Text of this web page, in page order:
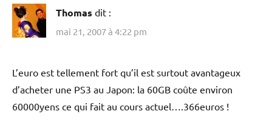
Thomas dit :
mai 21, 2007 à 4:22 pm
L’euro est tellement fort qu’il est surtout avantageux
d’acheter une PS3 au Japon: la 60GB coûte environ
60000yens ce qui fait au cours actuel….366euros !